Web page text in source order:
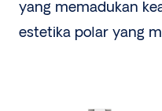
yang memadukan
estetika polar yang